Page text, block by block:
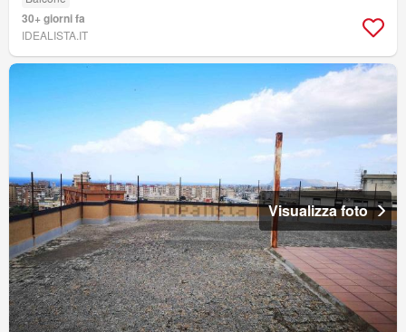
30+ giorni fa
IDEALISTA.IT
Visualizza foto